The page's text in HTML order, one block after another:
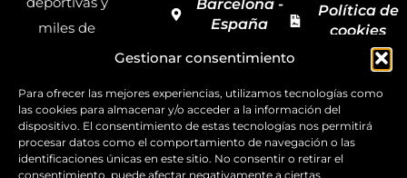
Gestionar consentimiento
Para ofrecer las mejores experiencias, utilizamos tecnologías como
las cookies para almacenar y/o acceder a la información del
dispositivo. El consentimiento de estas tecnologías nos permitirá
procesar datos como el comportamiento de navegación o las
identificaciones únicas en este sitio. No consentir o retirar el
consentimiento, puede afectar negativamente a ciertas
miles de
deportivos
para todas las
disciplinas,
Barcelona -
España
de contacto
Política de
cookies
Mapa del
sitio